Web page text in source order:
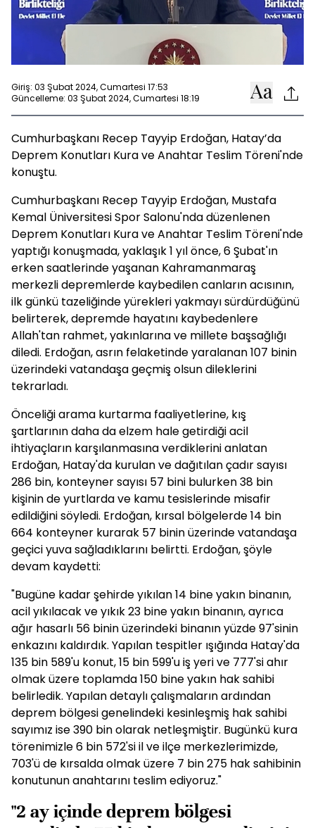
Giriş: 03 Şubat 2024, Cumartesi 17:53
Güncelleme: 03 Şubat 2024, Cumartesi 18:19
Cumhurbaşkanı Recep Tayyip Erdoğan, Hatay’da
Deprem Konutları Kura ve Anahtar Teslim Töreni'nde
konuştu.
Cumhurbaşkanı Recep Tayyip Erdoğan, Mustafa
Kemal Üniversitesi Spor Salonu'nda düzenlenen
Deprem Konutları Kura ve Anahtar Teslim Töreni'nde
yaptığı konuşmada, yaklaşık 1 yıl önce, 6 Şubat'ın
erken saatlerinde yaşanan Kahramanmaraş
merkezli depremlerde kaybedilen canların acısının,
ilk günkü tazeliğinde yürekleri yakmayı sürdürdüğünü
belirterek, depremde hayatını kaybedenlere
Allah'tan rahmet, yakınlarına ve millete başsağlığı
diledi. Erdoğan, asrın felaketinde yaralanan 107 binin
üzerindeki vatandaşa geçmiş olsun dileklerini
tekrarladı.
Önceliği arama kurtarma faaliyetlerine, kış
şartlarının daha da elzem hale getirdiği acil
ihtiyaçların karşılanmasına verdiklerini anlatan
Erdoğan, Hatay'da kurulan ve dağıtılan çadır sayısı
286 bin, konteyner sayısı 57 bini bulurken 38 bin
kişinin de yurtlarda ve kamu tesislerinde misafir
edildiğini söyledi. Erdoğan, kırsal bölgelerde 14 bin
664 konteyner kurarak 57 binin üzerinde vatandaşa
geçici yuva sağladıklarını belirtti. Erdoğan, şöyle
devam kaydetti:
"Bugüne kadar şehirde yıkılan 14 bine yakın binanın,
acil yıkılacak ve yıkık 23 bine yakın binanın, ayrıca
ağır hasarlı 56 binin üzerindeki binanın yüzde 97'sinin
enkazını kaldırdık. Yapılan tespitler ışığında Hatay'da
135 bin 589'u konut, 15 bin 599'u iş yeri ve 777'si ahır
olmak üzere toplamda 150 bine yakın hak sahibi
belirledik. Yapılan detaylı çalışmaların ardından
deprem bölgesi genelindeki kesinleşmiş hak sahibi
sayımız ise 390 bin olarak netleşmiştir. Bugünkü kura
törenimizle 6 bin 572'si il ve ilçe merkezlerimizde,
703'ü de kırsalda olmak üzere 7 bin 275 hak sahibinin
konutunun anahtarını teslim ediyoruz."
"2 ay içinde deprem bölgesi